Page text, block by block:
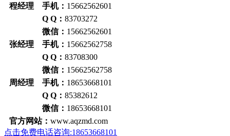
程经理 手机： 15662562601
Q Q： 83703272
微信： 15662562601
张经理 手机： 15662562758
Q Q： 83708300
微信： 15662562758
周经理 手机： 18653668101
Q Q： 85382612
微信： 18653668101
官方网站： www.aqzmd.com
点击免费电话咨询:18653668101